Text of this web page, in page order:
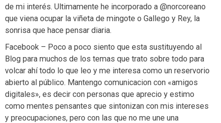
de mi interés. Ultimamente he incorporado a @norcoreano
que viena ocupar la viñeta de mingote o Gallego y Rey, la
sonrisa que hace pensar diaria.
Facebook – Poco a poco siento que esta sustituyendo al
Blog para muchos de los temas que trato sobre todo para
volcar ahí todo lo que leo y me interesa como un reservorio
abierto al público. Mantengo comunicacion con «amigos
digitales», es decir con personas que aprecio y estimo
como mentes pensantes que sintonizan con mis intereses
y preocupaciones, pero con las que no me une una